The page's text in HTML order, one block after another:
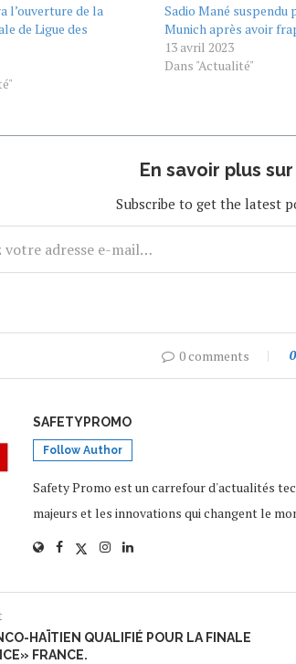
l’ouverture de la
de Ligue des
Sadio Mané suspendu
Munich après avoir
13 avril 2023
Dans "Actualité"
En savoir plus
Subscribe to get the latest
0 comments 0
SAFETYPROMO
Follow Author
Safety Promo est un carrefour d'actualités
majeurs et les innovations qui changent le
HAÏTIEN QUALIFIÉ POUR LA FINALE
FRANCE.